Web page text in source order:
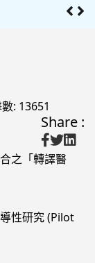
: 13651
Share :
之「轉譯醫
性研究 (Pilot